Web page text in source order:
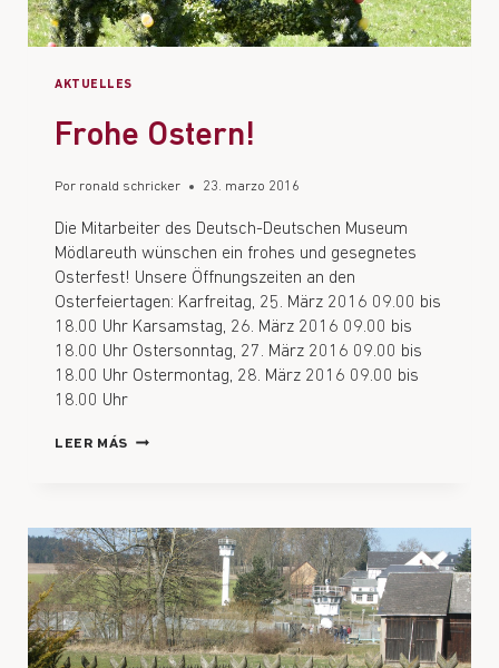
AKTUELLES
Frohe Ostern!
Por ronald schricker 23. marzo 2016
Die Mitarbeiter des Deutsch-Deutschen Museum
Mödlareuth wünschen ein frohes und gesegnetes
Osterfest! Unsere Öffnungszeiten an den
Osterfeiertagen: Karfreitag, 25. März 2016 09.00 bis
18.00 Uhr Karsamstag, 26. März 2016 09.00 bis
18.00 Uhr Ostersonntag, 27. März 2016 09.00 bis
18.00 Uhr Ostermontag, 28. März 2016 09.00 bis
18.00 Uhr
LEER MÁS